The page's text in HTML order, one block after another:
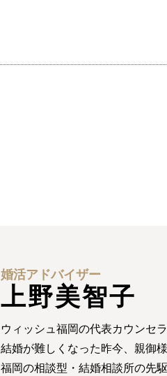
婚活アドバイザー
上野美智子
ウィッシュ福岡の代表カウンセ
結婚が難しくなった昨今、親御
福岡の相談型・結婚相談所の先駆